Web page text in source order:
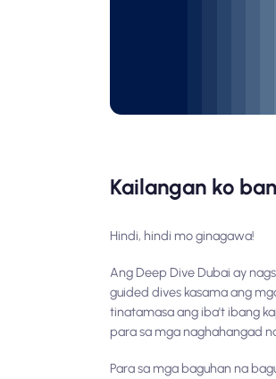
Kailangan ko
Hindi, hindi mo ginagawa!
Ang Deep Dive Dubai ay
guided dives kasama ang
tinatamasa ang iba't ibang
para sa mga naghahangad
Para sa mga baguhan na